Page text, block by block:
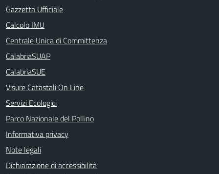
Gazzetta Ufficiale
Calcolo IMU
Centrale Unica di Committenza
CalabriaSUAP
CalabriaSUE
Visure Catastali On Line
Servizi Ecologici
Parco Nazionale del Pollino
Informativa privacy
Note legali
Dichiarazione di accessibilità